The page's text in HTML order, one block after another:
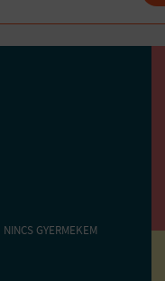
NINCS GYERMEKEM